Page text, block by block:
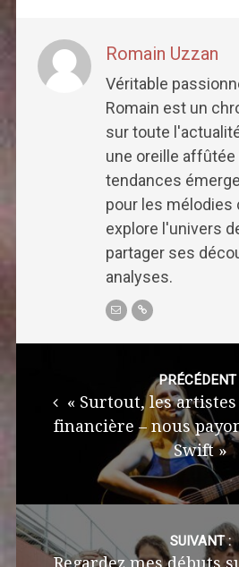
Romain Uzzan
Véritable
Romain est un
sur toute
une oreille affûtée
tendances
pour les mélodies
explore l'univers
partager ses
analyses.
PRÉCÉDENT
« Surtout, les
financière – nous
Swift »
SUIVANT :
Regardez mes débuts